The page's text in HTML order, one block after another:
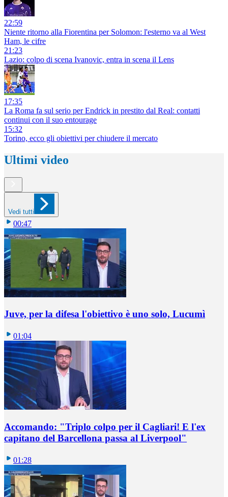
22:59
Niente ritorno alla Fiorentina per Solomon: l'esterno va al West
Ham, le cifre
21:23
Lazio: colpo di scena Ivanovic, entra in scena il Lens
17:35
La Roma fa sul serio per Endrick in prestito dal Real: contatti
continui con il suo entourage
15:32
Torino, ecco gli obiettivi per chiudere il mercato
Ultimi video
Vedi tutti
00:47
Juve, per la difesa l'obiettivo è uno solo, Lucumì
01:04
Accomando: "Triplo colpo per il Cagliari! E l'ex
capitano del Barcellona passa al Liverpool"
01:28